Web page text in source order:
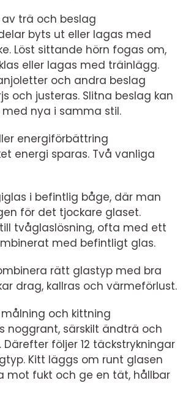
av trä och beslag
byts ut eller lagas med
Löst sittande hörn fogas om,
eller lagas med träinlägg.
och andra beslag
och justeras. Slitna beslag kan
nya i samma stil.
energiförbättring
energi sparas. Två vanliga
i befintlig båge, där man
för det tjockare glaset.
tvåglaslösning, ofta med ett
med befintligt glas.
rätt glastyp med bra
drag, kallras och värmeförlust.
målning och kittning
noggrant, särskilt ändträ och
följer 12 täckstrykningar
Kitt läggs om runt glasen
mot fukt och ge en tät, hållbar